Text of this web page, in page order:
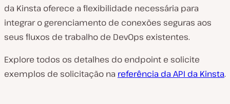
da Kinsta oferece a flexibilidade necessária para
integrar o gerenciamento de conexões seguras aos
seus fluxos de trabalho de DevOps existentes.
Explore todos os detalhes do endpoint e solicite
exemplos de solicitação na referência da API da Kinsta.